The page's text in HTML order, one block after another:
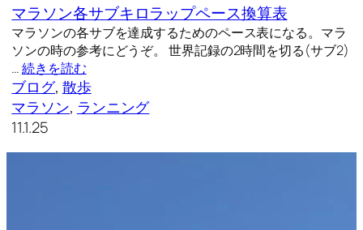
マラソン各サブキロラップペース換算表
マラソンの各サブを達成するためのペース表になる。マラ
ソンの時の参考にどうぞ。 世界記録の2時間を切る(サブ2)
…続きを読む
ブログ, 散歩
マラソン, ランニング
11.1.25